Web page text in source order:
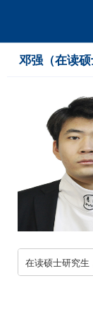
邓强（在读硕
在读硕士研究生
首页
关于我们
团队成员
最新动态
教学